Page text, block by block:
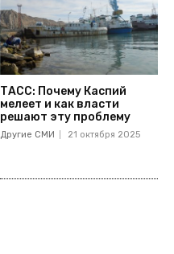
ТАСС: Почему Каспий
мелеет и как власти
решают эту проблему
Другие СМИ 21 октября 2025